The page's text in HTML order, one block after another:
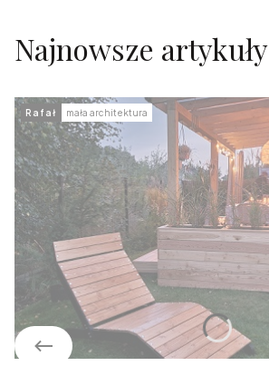
Najnowsze artykuły
Rafał mała architektura